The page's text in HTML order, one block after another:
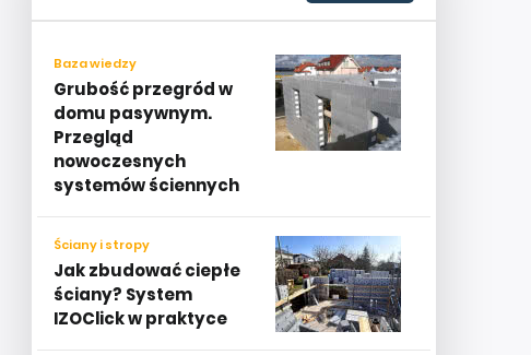
Baza wiedzy
Grubość przegród w
domu pasywnym.
Przegląd
nowoczesnych
systemów ściennych
Ściany i stropy
Jak zbudować ciepłe
ściany? System
IZOClick w praktyce